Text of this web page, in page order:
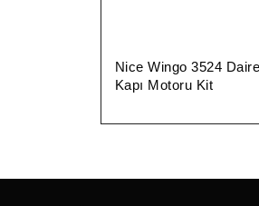
Nice Wingo 3524
Kapı Motoru Kit